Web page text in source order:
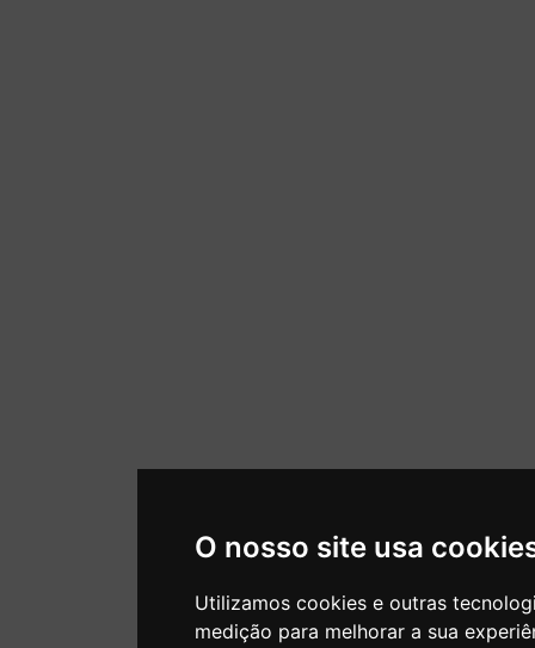
O nosso site usa
Utilizamos cookies e outras
medição para melhorar a sua